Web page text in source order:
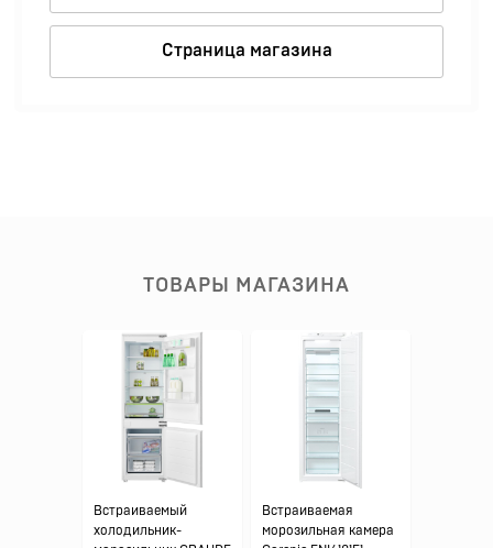
Страница магазина
ТОВАРЫ МАГАЗИНА
Встраиваемый
холодильник-
Встраиваемая
морозильная камера